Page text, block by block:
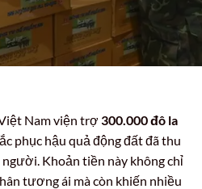
Nam viện trợ 300.000 đô la
phục hậu quả động đất đã thu
Khoản tiền này không chỉ
tương ái mà còn khiến nhiều